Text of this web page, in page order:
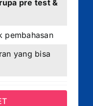
pre test &
pembahasan
yang bisa